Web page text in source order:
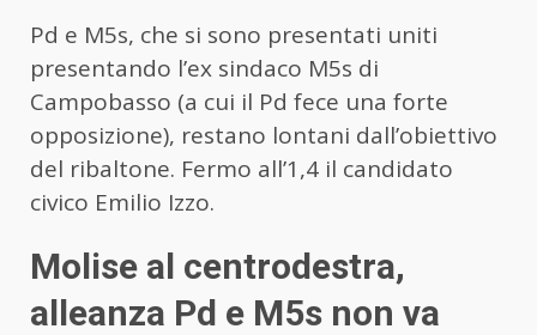
Pd e M5s, che si sono presentati uniti
presentando l’ex sindaco M5s di
Campobasso (a cui il Pd fece una forte
opposizione), restano lontani dall’obiettivo
del ribaltone. Fermo all’1,4 il candidato
civico Emilio Izzo.
Molise al centrodestra,
alleanza Pd e M5s non va